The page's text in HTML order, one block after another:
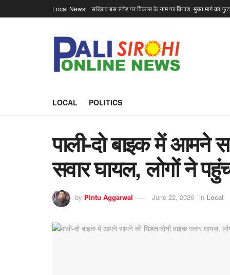
Local News सांडेराव बस स्टैंड पर विकास के नाम पर विनाश: मुख्य मार्ग का
LOCAL POLITICS
पाली-दो बाइक में आमने
सवार घायल, लोगों ने
by Pintu Aggarwal June 22, 2026 in Local